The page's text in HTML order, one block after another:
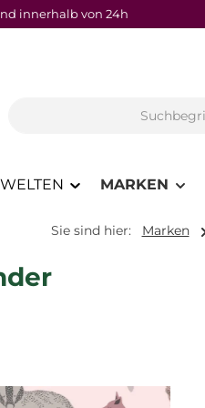
innerhalb von 24h
MARKEN
Sie sind hier: Marken